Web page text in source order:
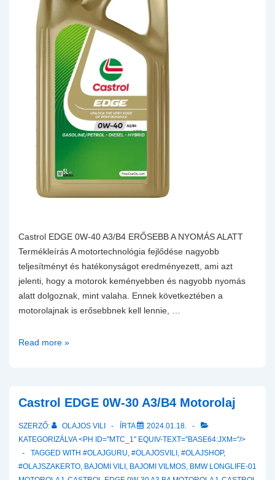
Castrol EDGE 0W-40 A3/B4 ERŐSEBB A NYOMÁS ALATT
Termékleírás A motortechnológia fejlődése nagyobb
teljesítményt és hatékonyságot eredményezett, ami azt
jelenti, hogy a motorok keményebben és nagyobb nyomás
alatt dolgoznak, mint valaha. Ennek következtében a
motorolajnak is erősebbnek kell lennie, …
Castrol
A3/B4
–
Read more »
Castrol EDGE 0W-30 A3/B4 Motorolaj
SZERZŐ: OLAJOS VILI ÍRTA
2024.01.18.
KATEGORIZÁLVA <PH ID="MTC_1" EQUIV-TEXT="BASE64:JXM="/>
TAGGED WITH #OLAJGURU, #OLAJOSVILI , #OLAJSHOP,
#OLAJSZAKERTO, BAJOMI VILI , BAJOMI VILMOS, BMW LONGLIFE-01